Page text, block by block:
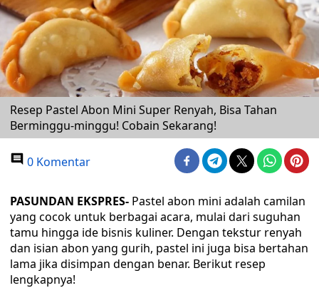
Resep Pastel Abon Mini Super Renyah, Bisa Tahan
Berminggu-minggu! Cobain Sekarang!
0 Komentar
PASUNDAN EKSPRES- Pastel abon mini adalah camilan
yang cocok untuk berbagai acara, mulai dari suguhan
tamu hingga ide bisnis kuliner. Dengan tekstur renyah
dan isian abon yang gurih, pastel ini juga bisa bertahan
lama jika disimpan dengan benar. Berikut resep
lengkapnya!